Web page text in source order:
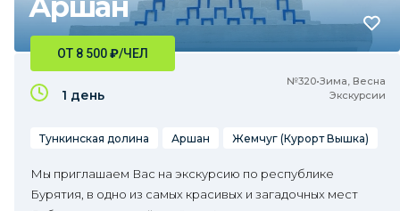
№320•Зима, Весна
Экскурсии
ОТ 8 500₽/ЧЕЛ
1 день
Тункинская долина Аршан Жемчуг (Курорт Вышка)
Мы приглашаем Вас на экскурсию по республике
Бурятия, в одно из самых красивых и загадочных мест